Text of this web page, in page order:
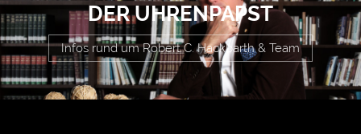
DER UHRENPAPST
Infos rund um Robert C. Hackbarth & Team